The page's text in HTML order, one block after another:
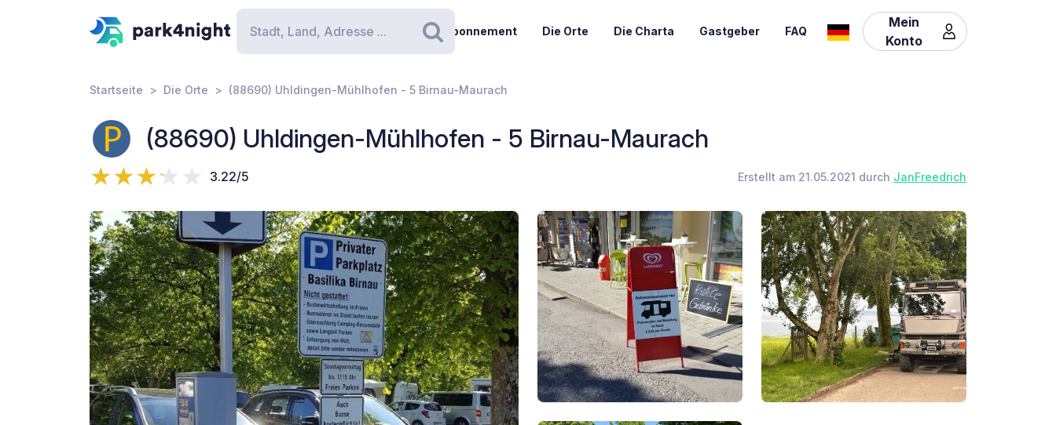
Suchen
Abonnement Die Orte Die Charta Gastgeber FAQ
Mein
Konto
Startseite Die Orte (88690) Uhldingen-Mühlhofen - 5 Birnau-Maurach
(88690) Uhldingen-Mühlhofen - 5 Birnau-Maurach
3.22/5 Erstellt am 21.05.2021 durch JanFreedrich